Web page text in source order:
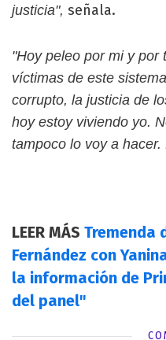
justicia", señala.
"Hoy peleo por mi y por
víctimas de este
corrupto, la justicia de
hoy estoy viviendo yo.
tampoco lo voy a hacer.
LEER MÁS Tremenda
Fernández con
la información de
del panel"